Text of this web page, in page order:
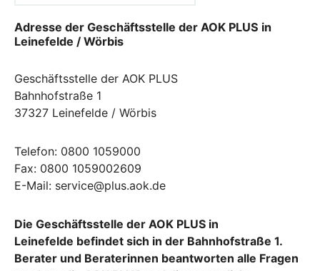
Adresse der Geschäftsstelle der AOK PLUS in
Leinefelde / Wörbis
Geschäftsstelle der AOK PLUS
Bahnhofstraße 1
37327 Leinefelde / Wörbis
Telefon: 0800 1059000
Fax: 0800 1059002609
E-Mail: service@plus.aok.de
Die Geschäftsstelle der AOK PLUS in
Leinefelde befindet sich in der Bahnhofstraße 1.
Berater und Beraterinnen beantworten alle Fragen